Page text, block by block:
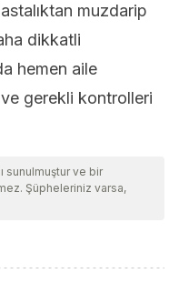
muzdarip
dikkatli
hemen aile
gerekli kontrolleri
sunulmuştur ve bir
Şüpheleriniz varsa,